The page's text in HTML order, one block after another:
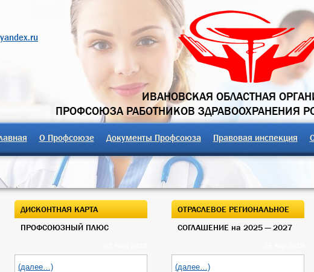
ИВАНОВСКАЯ ОБЛАСТНАЯ
ПРОФСОЮЗА РАБОТНИКОВ ЗДРАВООХРАНЕНИЯ
О Профсоюзе Документы Профсоюза Правовая инспекция
ДИСКОНТНАЯ КАРТА
ПРОФСОЮЗНЫЙ ПЛЮС
(далее…)
ОТРАСЛЕВОЕ РЕГИОНАЛЬНОЕ
СОГЛАШЕНИЕ на 2025 — 2027
(далее…)